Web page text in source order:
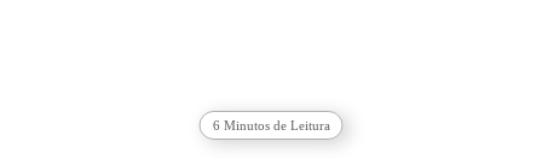
6 Minutos de Leitura